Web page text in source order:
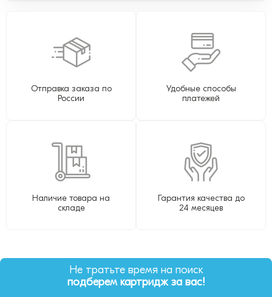
Отправка заказа по
России
Удобные способы
платежей
Наличие товара на
складе
Гарантия качества до
24 месяцев
Не тратьте время на поиск
подберем картридж за вас!